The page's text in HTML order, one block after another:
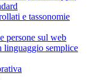
e tassonomie
persone sul web
linguaggio semplice